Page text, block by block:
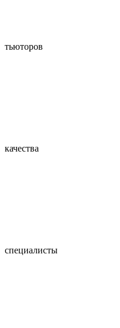
тьюторов
качества
специалисты